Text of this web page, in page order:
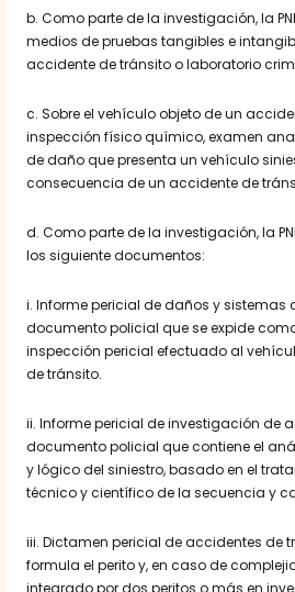
b. Como parte de la investigación, la
medios de pruebas tangibles e
accidente de tránsito o laboratorio
c. Sobre el vehículo objeto de un
inspección físico químico, examen
de daño que presenta un vehículo
consecuencia de un accidente de
d. Como parte de la investigación, la
los siguiente documentos:
i. Informe pericial de daños y sistemas
documento policial que se expide
inspección pericial efectuado al
de tránsito.
ii. Informe pericial de investigación de
documento policial que contiene el
y lógico del siniestro, basado en el
técnico y científico de la secuencia y
iii. Dictamen pericial de accidentes de
formula el perito y, en caso de
integrado por dos peritos o más en